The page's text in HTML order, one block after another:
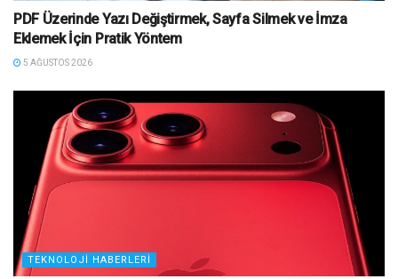
PDF Üzerinde Yazı Değiştirmek, Sayfa Silmek ve İmza
Eklemek İçin Pratik Yöntem
5 AĞUSTOS 2026
TEKNOLOJI HABERLERI